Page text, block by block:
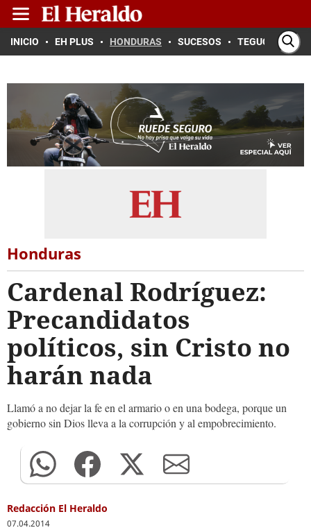
INICIO EH PLUS HONDURAS SUCESOS TEGUCIGALPA
Honduras
Cardenal Rodríguez:
Precandidatos
políticos, sin Cristo no
harán nada
Llamó a no dejar la fe en el armario o en una bodega, porque un
gobierno sin Dios lleva a la corrupción y al empobrecimiento.
Redacción El Heraldo
07.04.2014